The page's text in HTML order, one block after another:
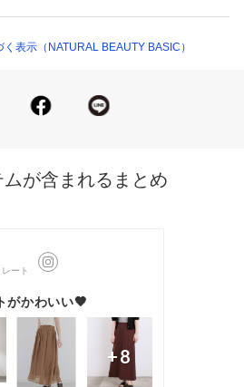
あり / 伸縮性・なし
ございます。色味は、商品単体の画
（モール）
表示（NATURAL BEAUTY BASIC）